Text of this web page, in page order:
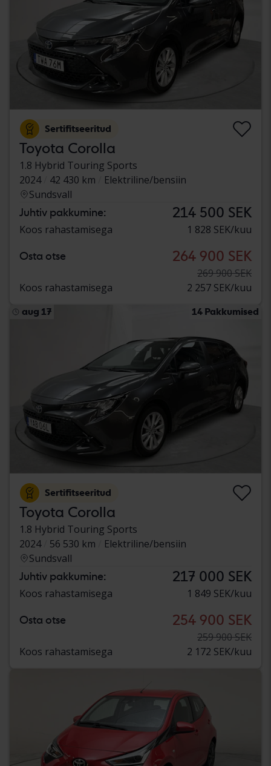
Sertifitseeritud
Toyota Corolla
1.8 Hybrid Touring Sports
2024
42 430 km
Elektriline/bensiin
Sundsvall
Juhtiv pakkumine: 214 500 SEK
Koos rahastamisega 1 828 SEK/kuu
Osta otse 264 900 SEK
269 900 SEK
Koos rahastamisega
2 257 SEK/kuu
aug 17 14 Pakkumised
Sertifitseeritud
Toyota Corolla
1.8 Hybrid Touring Sports
2024
56 530 km
Elektriline/bensiin
Sundsvall
Juhtiv pakkumine: 217 000 SEK
Koos rahastamisega 1 849 SEK/kuu
Osta otse 254 900 SEK
259 900 SEK
Koos rahastamisega
2 172 SEK/kuu